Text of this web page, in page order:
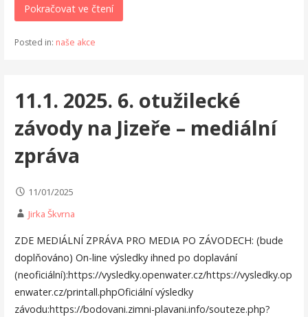
Pokračovat ve čtení
Posted in: naše akce
11.1. 2025. 6. otužilecké
závody na Jizeře – mediální
zpráva
11/01/2025
Jirka Škvrna
ZDE MEDIÁLNÍ ZPRÁVA PRO MEDIA PO ZÁVODECH: (bude
doplňováno) On-line výsledky ihned po doplavání
(neoficiální):https://vysledky.openwater.cz/https://vysledky.op
enwater.cz/printall.phpOficiální výsledky
závodu:https://bodovani.zimni-plavani.info/souteze.php?